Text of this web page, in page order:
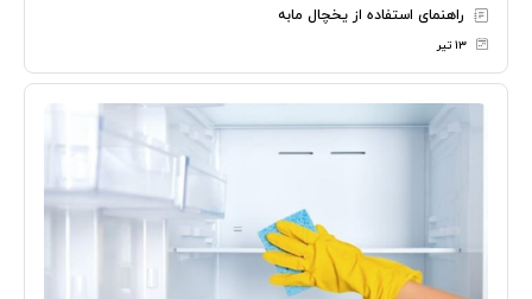
راهنمای استفاده از یخچال مابه
۱۳ تیر